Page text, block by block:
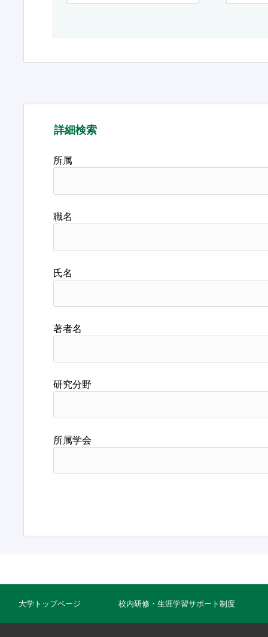
詳細検索
所属
職名
氏名
著者名
研究分野
所属学会
大学トップページ 校内研修・生涯学習サポート制度